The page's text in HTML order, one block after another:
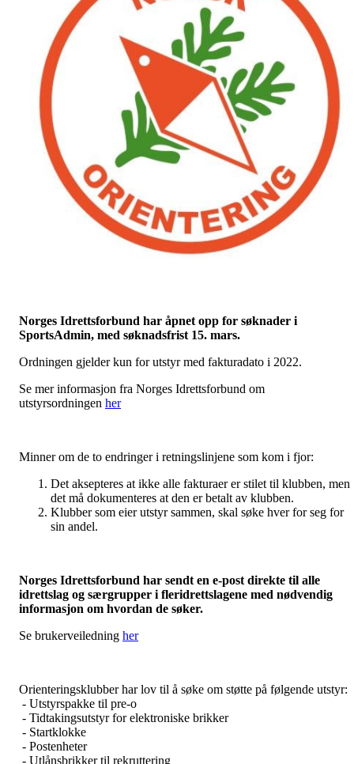
Norges Idrettsforbund har åpnet opp for søknader i
SportsAdmin, med søknadsfrist 15. mars.
Ordningen gjelder kun for utstyr med fakturadato i 2022.
Se mer informasjon fra Norges Idrettsforbund om
utstyrsordningen her
Minner om de to endringer i retningslinjene som kom i fjor:
Det aksepteres at ikke alle fakturaer er stilet til klubben, men
det må dokumenteres at den er betalt av klubben.
Klubber som eier utstyr sammen, skal søke hver for seg for
sin andel.
Norges Idrettsforbund har sendt en e-post direkte til alle
idrettslag og særgrupper i fleridrettslagene med nødvendig
informasjon om hvordan de søker.
Se brukerveiledning her
Orienteringsklubber har lov til å søke om støtte på følgende utstyr:
- Utstyrspakke til pre-o
- Tidtakingsutstyr for elektroniske brikker
- Startklokke
- Postenheter
- Utlånsbrikker til rekruttering